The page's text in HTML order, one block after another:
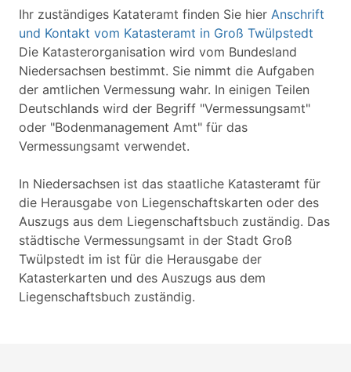
Ihr zuständiges Katateramt finden Sie hier Anschrift
und Kontakt vom Katasteramt in Groß Twülpstedt
Die Katasterorganisation wird vom Bundesland
Niedersachsen bestimmt. Sie nimmt die Aufgaben
der amtlichen Vermessung wahr. In einigen Teilen
Deutschlands wird der Begriff "Vermessungsamt"
oder "Bodenmanagement Amt" für das
Vermessungsamt verwendet.
In Niedersachsen ist das staatliche Katasteramt für
die Herausgabe von Liegenschaftskarten oder des
Auszugs aus dem Liegenschaftsbuch zuständig. Das
städtische Vermessungsamt in der Stadt Groß
Twülpstedt im ist für die Herausgabe der
Katasterkarten und des Auszugs aus dem
Liegenschaftsbuch zuständig.